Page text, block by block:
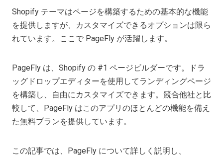
Shopify テーマはページを構築するための基本的な機能
を提供しますが、カスタマイズできるオプションは限ら
れています。ここで PageFly が活躍します。
PageFly は、Shopify の #1 ページビルダーです。ドラ
ッグドロップエディターを使用してランディングページ
を構築し、自由にカスタマイズできます。競合他社と比
較して、PageFly はこのアプリのほとんどの機能を備え
た無料プランを提供しています。
この記事では、PageFly について詳しく説明し、